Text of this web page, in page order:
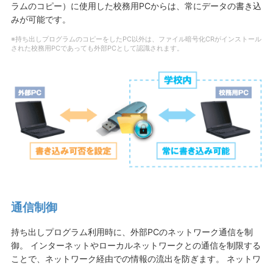
ラムのコピー）に使用した校務用PCからは、常にデータの書き込
みが可能です。
※持ち出しプログラムのコピーをしたPC以外は、ファイル暗号化CRがインストール
された校務用PCであっても外部PCとして認識されます。
通信制御
持ち出しプログラム利用時に、外部PCのネットワーク通信を制
御。 インターネットやローカルネットワークとの通信を制限する
ことで、ネットワーク経由での情報の流出を防ぎます。 ネットワ